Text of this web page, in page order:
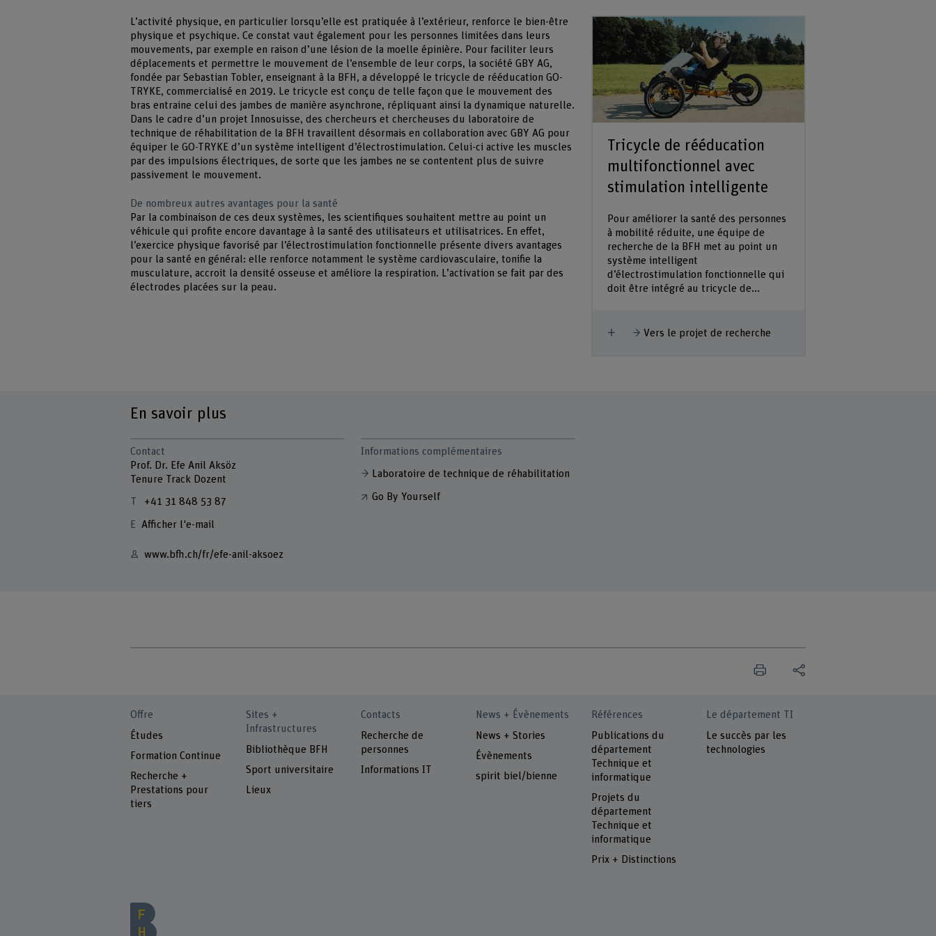
L’activité physique, en particulier lorsqu’elle est pratiquée à l’extérieur, renforce le bien-être
physique et psychique. Ce constat vaut également pour les personnes limitées dans leurs
mouvements, par exemple en raison d’une lésion de la moelle épinière. Pour faciliter leurs
déplacements et permettre le mouvement de l’ensemble de leur corps, la société GBY AG,
fondée par Sebastian Tobler, enseignant à la BFH, a développé le tricycle de rééducation GO-
TRYKE, commercialisé en 2019. Le tricycle est conçu de telle façon que le mouvement des
bras entraine celui des jambes de manière asynchrone, répliquant ainsi la dynamique naturelle.
Dans le cadre d’un projet Innosuisse, des chercheurs et chercheuses du laboratoire de
technique de réhabilitation de la BFH travaillent désormais en collaboration avec GBY AG pour
équiper le GO-TRYKE d’un système intelligent d’électrostimulation. Celui-ci active les muscles
par des impulsions électriques, de sorte que les jambes ne se contentent plus de suivre
passivement le mouvement.
De nombreux autres avantages pour la santé
Par la combinaison de ces deux systèmes, les scientifiques souhaitent mettre au point un
véhicule qui profite encore davantage à la santé des utilisateurs et utilisatrices. En effet,
l’exercice physique favorisé par l’électrostimulation fonctionnelle présente divers avantages
pour la santé en général: elle renforce notamment le système cardiovasculaire, tonifie la
musculature, accroit la densité osseuse et améliore la respiration. L’activation se fait par des
électrodes placées sur la peau.
Tricycle de rééducation
multifonctionnel avec
stimulation intelligente
Pour améliorer la santé des personnes
à mobilité réduite, une équipe de
recherche de la BFH met au point un
système intelligent
d’électrostimulation fonctionnelle qui
doit être intégré au tricycle de...
Afficher plus
Vers le projet de recherche
En savoir plus
Contact
Prof. Dr. Efe Anil Aksöz
Tenure Track Dozent
+41 31 848 53 87
Afficher l'e-mail
www.bfh.ch/fr/efe-anil-aksoez
Informations complémentaires
Laboratoire de technique de réhabilitation
Go By Yourself
Offre
Études
Formation Continue
Recherche +
Prestations pour
tiers
Sites +
Infrastructures
Bibliothèque BFH
Sport universitaire
Lieux
Contacts
Recherche de
personnes
Informations IT
News + Évènements
News + Stories
Évènements
spirit biel/bienne
Références
Publications du
département
Technique et
informatique
Projets du
département
Technique et
informatique
Prix + Distinctions
Le département TI
Le succès par les
technologies